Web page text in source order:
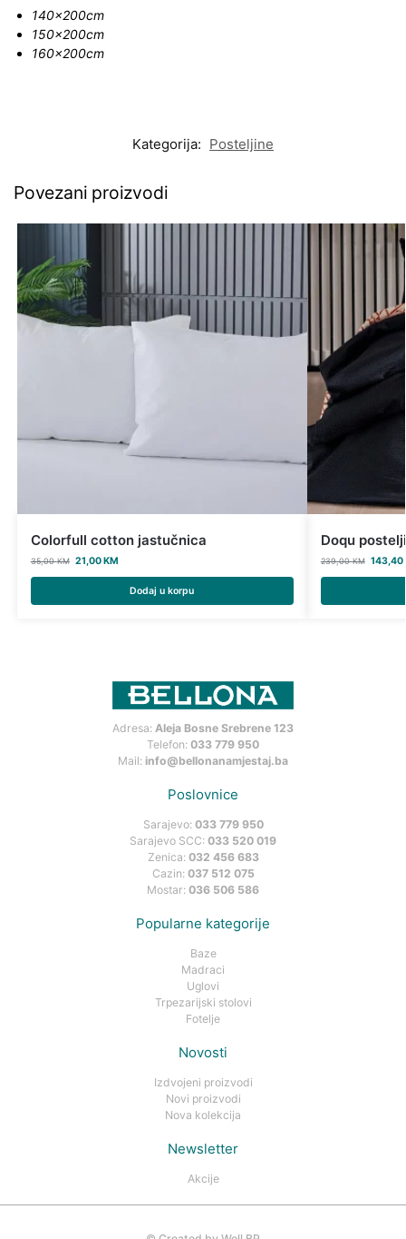
140x200cm
150x200cm
160x200cm
Kategorija: Posteljine
Povezani proizvodi
Colorfull cotton jastučnica
35,00KM 21,00KM
Dodaj u korpu
Doqu
239,00KM 143,40
Adresa: Aleja Bosne Srebrene 123
Telefon: 033 779 950
Mail: info@bellonanamjestaj.ba
Poslovnice
Sarajevo: 033 779 950
Sarajevo SCC: 033 520 019
Zenica: 032 456 683
Cazin: 037 512 075
Mostar: 036 506 586
Popularne kategorije
Baze
Madraci
Uglovi
Trpezarijski stolovi
Fotelje
Novosti
Izdvojeni proizvodi
Novi proizvodi
Nova kolekcija
Newsletter
Akcije